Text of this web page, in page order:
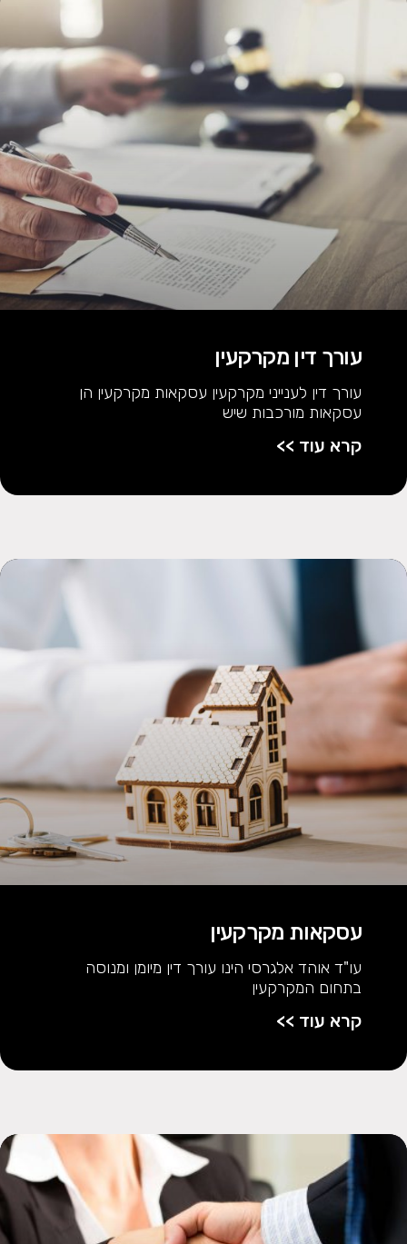
עורך דין מקרקעין
עורך דין לענייני מקרקעין עסקאות מקרקעין הן
עסקאות מורכבות שיש
קרא עוד >>
עסקאות מקרקעין
עו"ד אוהד אלגרסי הינו עורך דין מיומן ומנוסה
בתחום המקרקעין
קרא עוד >>